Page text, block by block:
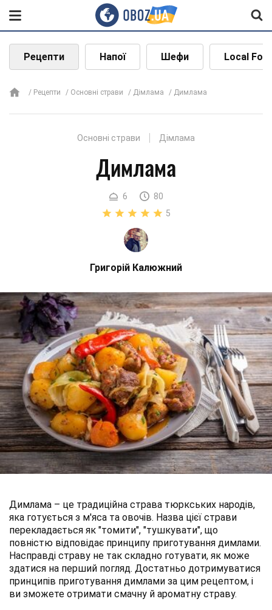
Рецепти Напої Шефи Local
Рецепти Основні страви Дімлама Димлама
Основні страви Дімлама
Димлама
6
80
5
Григорій Калюжний
Димлама – це традиційна страва тюркських народів,
яка готується з м'яса та овочів. Назва цієї страви
перекладається як "томити", "тушкувати", що
повністю відповідає принципу приготування димлами.
Насправді страву не так складно готувати, як може
здатися на перший погляд. Достатньо дотримуватися
принципів приготування димлами за цим рецептом, і
ви зможете отримати смачну й ароматну страву.